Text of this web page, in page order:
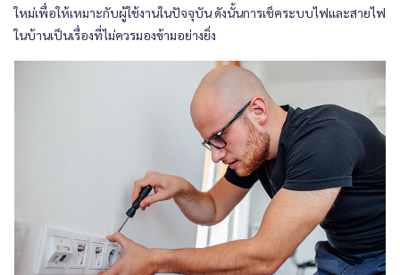
ใหม่เพื่อให้เหมาะกับผู้ใช้งานในปัจจุบัน ดังนั้นการเช็คระบบไฟและสายไฟ
ในบ้านเป็นเรื่องที่ไม่ควรมองข้ามอย่างยิ่ง